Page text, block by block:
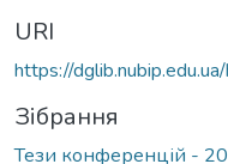
URI
https://
Зібрання
Тези конференцій -